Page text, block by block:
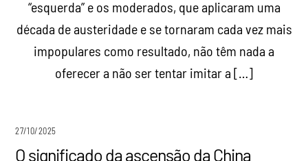
“esquerda” e os moderados, que aplicaram uma
década de austeridade e se tornaram cada vez mais
impopulares como resultado, não têm nada a
oferecer a não ser tentar imitar a […]
27/10/2025
O significado da ascensão da China